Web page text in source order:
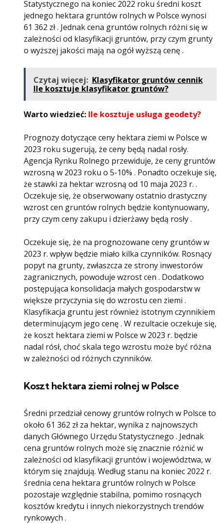
Statystycznego na koniec 2022 roku średni koszt
jednego hektara gruntów rolnych w Polsce wynosi
61 362 zł . Jednak cena gruntów rolnych różni się w
zależności od klasyfikacji gruntów, przy czym grunty
o wyższej jakości mają na ogół wyższą cenę .
Czytaj więcej: Klasyfikator gruntów cennik
Ile kosztuje klasyfikator gruntów?
Warto wiedzieć: Ile kosztuje usługa geodety?
Prognozy dotyczące ceny hektara ziemi w Polsce w
2023 roku sugerują, że ceny będą nadal rosły.
Agencja Rynku Rolnego przewiduje, że ceny gruntów
wzrosną w 2023 roku o 5-10% . Ponadto oczekuje się,
że stawki za hektar wzrosną od 10 maja 2023 r. .
Oczekuje się, że obserwowany ostatnio drastyczny
wzrost cen gruntów rolnych będzie kontynuowany,
przy czym ceny zakupu i dzierżawy będą rosły .
Oczekuje się, że na prognozowane ceny gruntów w
2023 r. wpływ będzie miało kilka czynników. Rosnący
popyt na grunty, zwłaszcza ze strony inwestorów
zagranicznych, powoduje wzrost cen . Dodatkowo
postępująca konsolidacja małych gospodarstw w
większe przyczynia się do wzrostu cen ziemi .
Klasyfikacja gruntu jest również istotnym czynnikiem
determinującym jego cenę . W rezultacie oczekuje się,
że koszt hektara ziemi w Polsce w 2023 r. będzie
nadal rósł, choć skala tego wzrostu może być różna
w zależności od różnych czynników.
Koszt hektara ziemi rolnej w Polsce
Średni przedział cenowy gruntów rolnych w Polsce to
około 61 362 zł za hektar, wynika z najnowszych
danych Głównego Urzędu Statystycznego . Jednak
cena gruntów rolnych może się znacznie różnić w
zależności od klasyfikacji gruntów i województwa, w
którym się znajdują. Według stanu na koniec 2022 r.
średnia cena hektara gruntów rolnych w Polsce
pozostaje względnie stabilna, pomimo rosnących
kosztów kredytu i innych niekorzystnych trendów
rynkowych .